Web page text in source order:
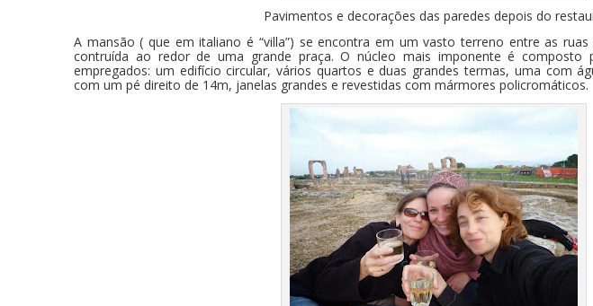
Pavimentos e decorações das paredes depois do
A mansão ( que em italiano é “villa”) se encontra em um vasto terreno entre as ruas
contruída ao redor de uma grande praça. O núcleo mais imponente é composto
empregados: um edifício circular, vários quartos e duas grandes termas, uma com
com um pé direito de 14m, janelas grandes e revestidas com mármores policromáticos.